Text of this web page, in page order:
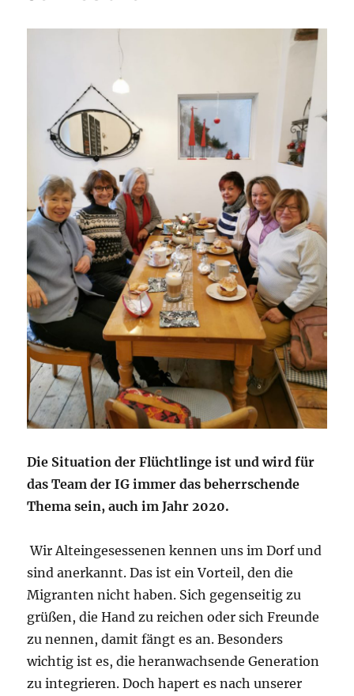
Die Situation der Flüchtlinge ist und wird für
das Team der IG immer das beherrschende
Thema sein, auch im Jahr 2020.
Wir Alteingesessenen kennen uns im Dorf und
sind anerkannt. Das ist ein Vorteil, den die
Migranten nicht haben. Sich gegenseitig zu
grüßen, die Hand zu reichen oder sich Freunde
zu nennen, damit fängt es an. Besonders
wichtig ist es, die heranwachsende Generation
zu integrieren. Doch hapert es nach unserer